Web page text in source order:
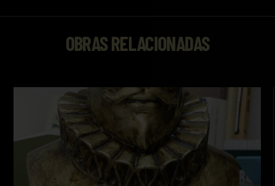
OBRAS RELACIONADAS